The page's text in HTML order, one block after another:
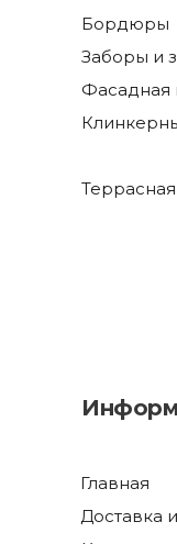
Бордюры
Заборы и
Фасадная
Доставка
Главная